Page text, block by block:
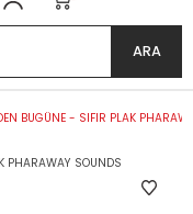
ARA
BUGÜNE - SIFIR PLAK